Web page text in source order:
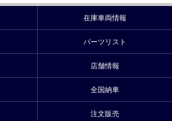
在庫車両情報
パーツリスト
店舗情報
全国納車
注文販売